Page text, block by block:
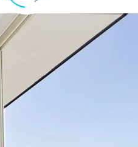
созерцание красоты
Акация. Площадь до 120